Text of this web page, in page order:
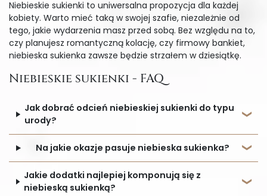
Niebieskie sukienki to uniwersalna propozycja dla każdej
kobiety. Warto mieć taką w swojej szafie, niezależnie od
tego, jakie wydarzenia masz przed sobą. Bez względu na to,
czy planujesz romantyczną kolację, czy firmowy bankiet,
niebieska sukienka zawsze będzie strzałem w dziesiątkę.
Niebieskie sukienki - FAQ
Jak dobrać odcień niebieskiej sukienki do typu
urody?
Na jakie okazje pasuje niebieska sukienka?
Jakie dodatki najlepiej komponują się z
niebieską sukienką?